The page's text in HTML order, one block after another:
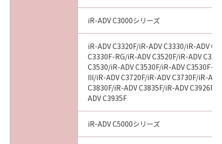
iR-ADV C3000シリーズ
iR-ADV C3320F/iR-ADV C3330/iR-ADV
C3330F-RG/iR-ADV C3520F/iR-ADV
C3530/iR-ADV C3530F/iR-ADV C3530F-
III/iR-ADV C3720F/iR-ADV C3730F/iR-
C3830F/iR-ADV C3835F/iR-ADV C3926F/
ADV C3935F
iR-ADV C5000シリーズ